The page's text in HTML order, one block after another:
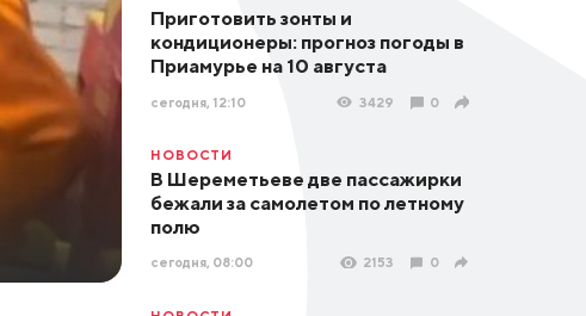
Приготовить зонты и
кондиционеры: прогноз погоды в
Приамурье на 10 августа
сегодня, 12:10 3429 0
НОВОСТИ
В Шереметьеве две пассажирки
бежали за самолетом по летному
полю
сегодня, 08:00 2153 0